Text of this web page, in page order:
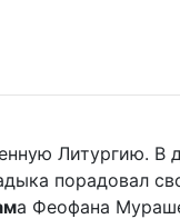
Литургию. В
порадовал
а Феофана